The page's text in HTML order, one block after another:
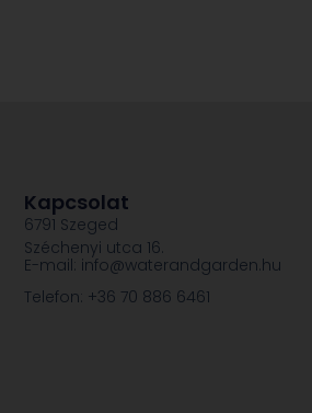
Kapcsolat
6791 Szeged
Széchenyi utca 16.
E-mail: info@waterandgarden.hu
Telefon: +36 70 886 6461